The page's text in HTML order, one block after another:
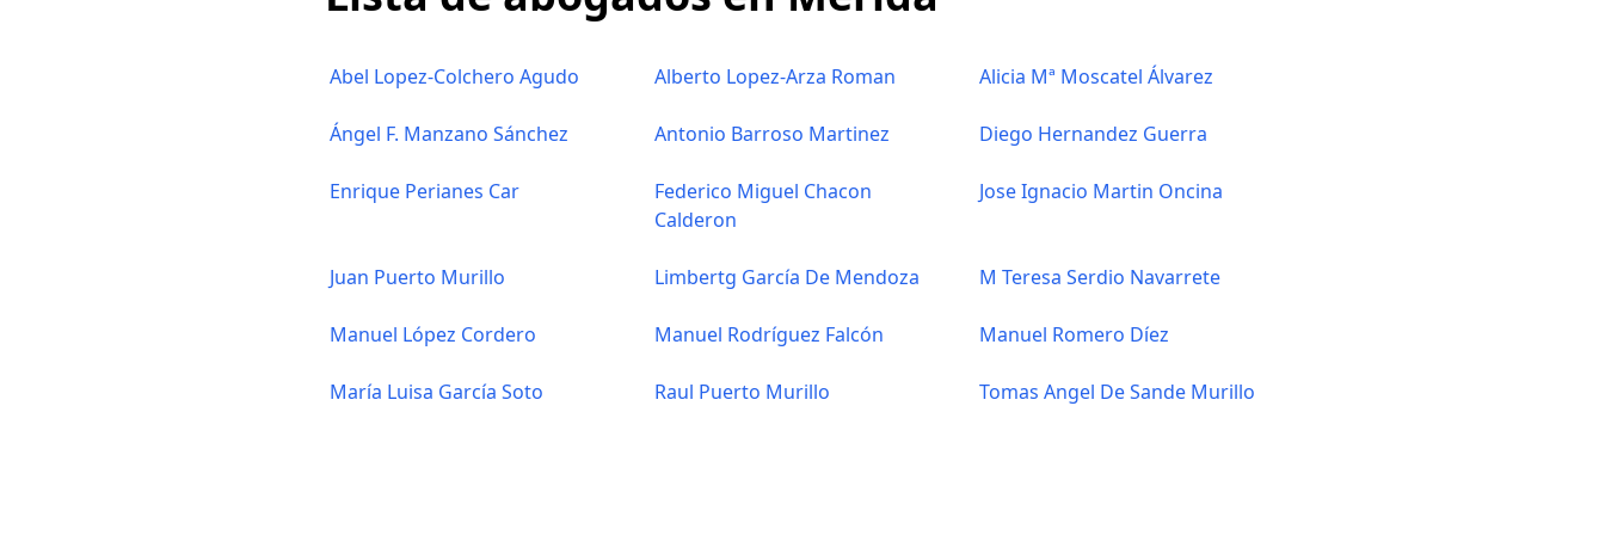
Abel Lopez-Colchero Agudo Alberto Lopez-Arza Roman Alicia Mª Moscatel Álvarez
Ángel F. Manzano Sánchez Antonio Barroso Martinez Diego Hernandez Guerra
Enrique Perianes Car
Federico Miguel Chacon
Calderon
Jose Ignacio Martin Oncina
Juan Puerto Murillo Limbertg García De Mendoza M Teresa Serdio Navarrete
Manuel López Cordero Manuel Rodríguez Falcón Manuel Romero Díez
María Luisa García Soto Raul Puerto Murillo Tomas Angel De Sande Murillo